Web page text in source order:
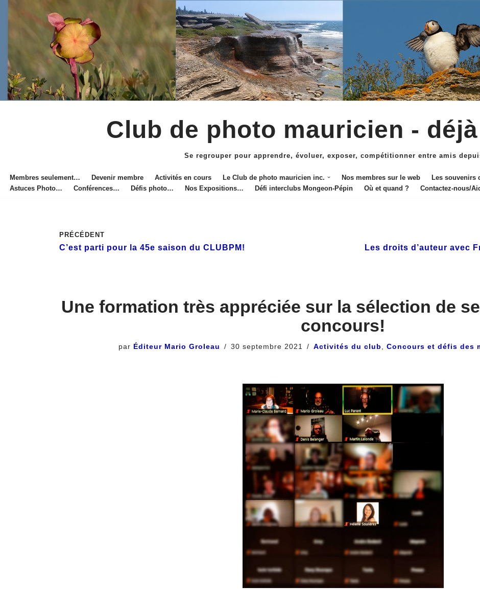
Club de photo mauricien -
Se regrouper pour apprendre, évoluer, exposer, compétitionner entre amis
Membres seulement… Devenir membre Activités en cours Le Club de photo mauricien inc. Nos membres sur le web Les souvenirs
Astuces Photo…
Conférences… Défis photo… Nos Expositions… Défi interclubs Mongeon-Pépin Où et quand ? Contactez-nous/
PRÉCÉDENT
C’est parti pour la 45e saison du CLUBPM!
Les droits d’auteur avec
Une formation très appréciée sur la sélection de
concours!
par Éditeur Mario Groleau 30 septembre 2021 Activités du club ,Concours et défis des